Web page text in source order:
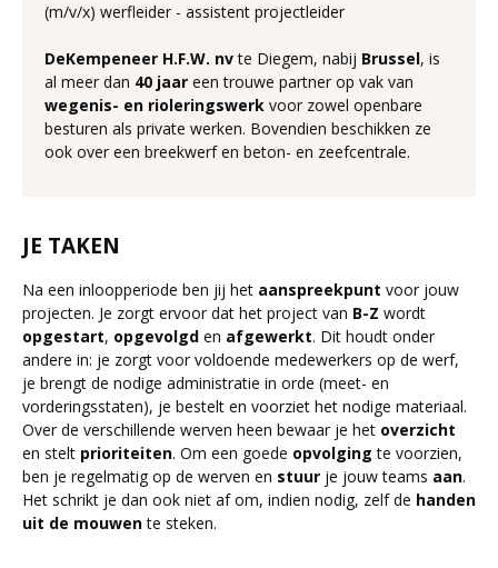
(m/v/x) werfleider - assistent projectleider
DeKempeneer H.F.W. nvte Diegem, nabij Brussel, is
al meer dan 40 jaar een trouwe partner op vak van
wegenis- en rioleringswerk voor zowel openbare
besturen als private werken. Bovendien beschikken ze
ook over een breekwerf en beton- en zeefcentrale.
JE TAKEN
Na een inloopperiode ben jij het aanspreekpunt voor jouw
projecten. Je zorgt ervoor dat het project van B-Z wordt
opgestart, opgevolgd en afgewerkt. Dit houdt onder
andere in: je zorgt voor voldoende medewerkers op de werf,
je brengt de nodige administratie in orde (meet- en
vorderingsstaten), je bestelt en voorziet het nodige materiaal.
Over de verschillende werven heen bewaar je het overzicht
en stelt prioriteiten. Om een goede opvolging te voorzien,
ben je regelmatig op de werven en stuur je jouw teams aan.
Het schrikt je dan ook niet af om, indien nodig, zelf de handen
uit de mouwente steken.